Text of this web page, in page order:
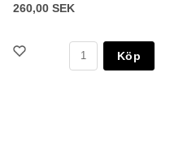
260,00 SEK
Köp